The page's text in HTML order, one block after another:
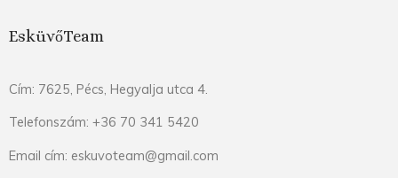
EsküvőTeam
Cím: 7625, Pécs, Hegyalja utca 4.
Telefonszám: +36 70 341 5420
Email cím: eskuvoteam@gmail.com